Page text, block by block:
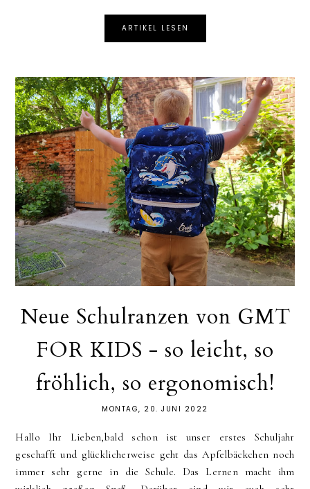
ARTIKEL LESEN
Neue Schulranzen von GMT
FOR KIDS - so leicht, so
fröhlich, so ergonomisch!
MONTAG, 20. JUNI 2022
Hallo Ihr Lieben,bald schon ist unser erstes Schuljahr
geschafft und glücklicherweise geht das Apfelbäckchen noch
immer sehr gerne in die Schule. Das Lernen macht ihm